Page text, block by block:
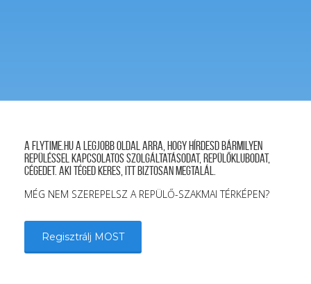
A FLYTIME.HU a legjobb oldal arra, hogy hírdesd bármilyen
repüléssel kapcsolatos szolgáltatásodat, repülőklubodat,
cégedet. Aki téged keres, itt biztosan megtalál.
MÉG NEM SZEREPELSZ A REPÜLŐ-SZAKMAI TÉRKÉPEN?
Regisztrálj MOST